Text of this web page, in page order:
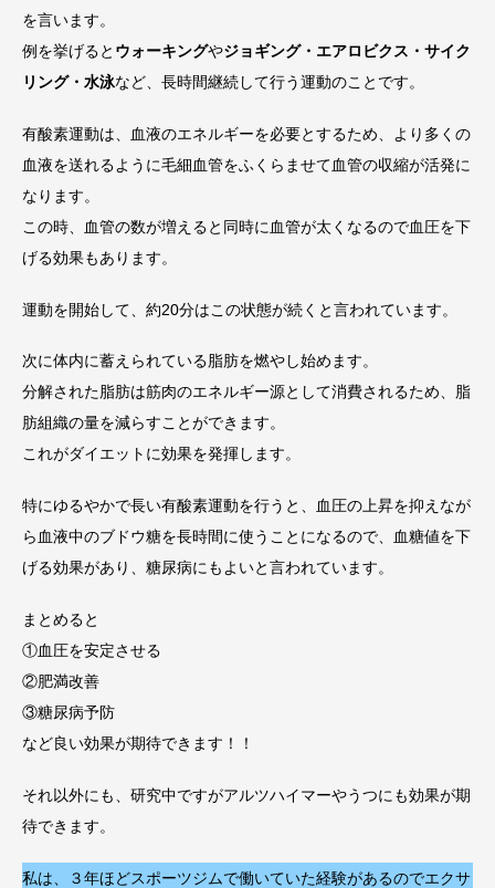
を言います。
例を挙げると ウォーキングやジョギング・エアロビクス・サイク
リング・水泳など、長時間継続して行う運動のことです。
有酸素運動は、血液のエネルギーを必要とするため、より多くの
血液を送れるように毛細血管をふくらませて血管の収縮が活発に
なります。
この時、血管の数が増えると同時に血管が太くなるので血圧を下
げる効果もあります。
運動を開始して、約20分はこの状態が続くと言われています。
次に体内に蓄えられている脂肪を燃やし始めます。
分解された脂肪は筋肉のエネルギー源として消費されるため、脂
肪組織の量を減らすことができます。
これがダイエットに効果を発揮します。
特にゆるやかで長い有酸素運動を行うと、血圧の上昇を抑えなが
ら血液中のブドウ糖を長時間に使うことになるので、血糖値を下
げる効果があり、糖尿病にもよいと言われています。
まとめると
①血圧を安定させる
②肥満改善
③糖尿病予防
など良い効果が期待できます！！
それ以外にも、研究中ですがアルツハイマーやうつにも効果が期
待できます。
私は、３年ほどスポーツジムで働いていた経験があるのでエクサ